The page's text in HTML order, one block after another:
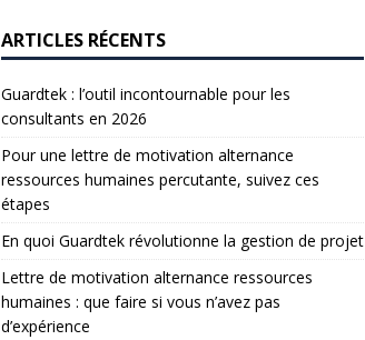
ARTICLES RÉCENTS
Guardtek : l’outil incontournable pour les
consultants en 2026
Pour une lettre de motivation alternance
ressources humaines percutante, suivez ces
étapes
En quoi Guardtek révolutionne la gestion de projet
Lettre de motivation alternance ressources
humaines : que faire si vous n’avez pas
d’expérience